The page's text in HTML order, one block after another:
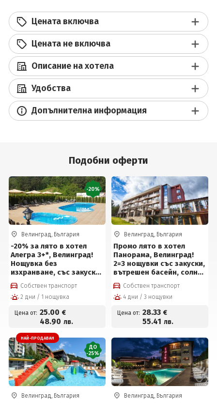
Цената включва
Цената не включва
Описание на хотела
Удобства
Допълнителна информация
Подобни оферти
-20%
Велинград, България
-20% за лято в хотел
Алегра 3+*, Велинград!
Нощувка без
изхранване, със закуска,
обяд*, вечеря*, външен
и вътрешен басейн с
минерална вода,
от 25 € на човек
Собствен транспорт
2 дни / 1 нощувка
Цена от: 25.00 €
48.90 лв.
Велинград, България
Промо лято в хотел
Панорама, Велинград!
2=3 нощувки със закуски,
вътрешен басейн, солна
стая и сауна за 85 евро
на човек
Собствен транспорт
4 дни / 3 нощувки
Цена от: 28.33 €
55.41 лв.
НАЙ-ПРОДАВАН
ДО
-25%
Велинград, България Велинград, България